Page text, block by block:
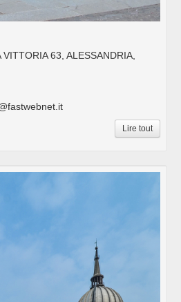
63, ALESSANDRIA,
Lire tout